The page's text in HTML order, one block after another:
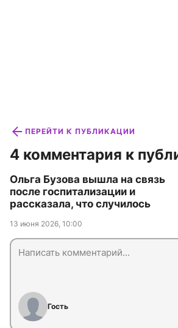
ПЕРЕЙТИ К ПУБЛИКАЦИИ
4 комментария к
Ольга Бузова вышла на связь
после госпитализации и
рассказала, что случилось
13 июня 2026, 10:00
Гость